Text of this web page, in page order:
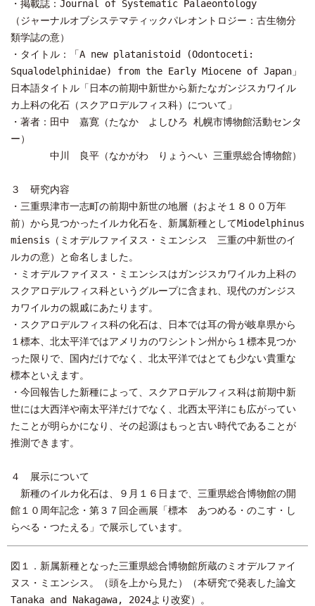
・掲載誌：Journal of Systematic Palaeontology
（ジャーナルオブシステマティックパレオントロジー：古生物分
類学誌の意）
・タイトル：「A new platanistoid (Odontoceti:
Squalodelphinidae) from the Early Miocene of Japan」
日本語タイトル「日本の前期中新世から新たなガンジスカワイル
カ上科の化石（スクアロデルフィス科）について」
・著者：田中 嘉寛（たなか よしひろ 札幌市博物館活動センタ
ー）
中川 良平（なかがわ りょうへい 三重県総合博物館）
３ 研究内容
・三重県津市一志町の前期中新世の地層（およそ１８００万年
前）から見つかったイルカ化石を、新属新種としてMiodelphinus
miensis（ミオデルファイヌス・ミエンシス 三重の中新世のイ
ルカの意）と命名しました。
・ミオデルファイヌス・ミエンシスはガンジスカワイルカ上科の
スクアロデルフィス科というグループに含まれ、現代のガンジス
カワイルカの親戚にあたります。
・スクアロデルフィス科の化石は、日本では耳の骨が岐阜県から
１標本、北太平洋ではアメリカのワシントン州から１標本見つか
った限りで、国内だけでなく、北太平洋ではとても少ない貴重な
標本といえます。
・今回報告した新種によって、スクアロデルフィス科は前期中新
世には大西洋や南太平洋だけでなく、北西太平洋にも広がってい
たことが明らかになり、その起源はもっと古い時代であることが
推測できます。
４ 展示について
新種のイルカ化石は、９月１６日まで、三重県総合博物館の開
館１０周年記念・第３７回企画展「標本 あつめる・のこす・し
らべる・つたえる」で展示しています。
図１．新属新種となった三重県総合博物館所蔵のミオデルファイ
ヌス・ミエンシス。（頭を上から見た）（本研究で発表した論文
Tanaka and Nakagawa, 2024より改変）。